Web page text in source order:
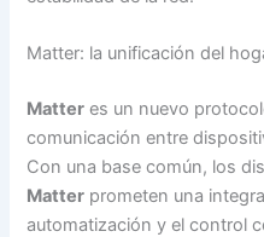
Matter: la unificación del
Matter es un nuevo
comunicación entre
Con una base común, los
Matter prometen una
automatización y el control